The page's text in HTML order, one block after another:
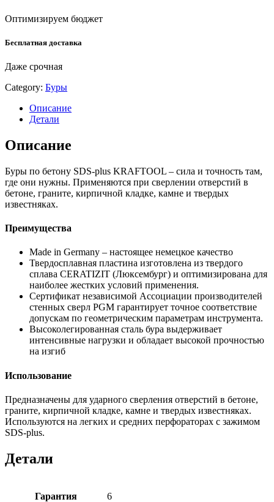
Оптимизируем бюджет
Бесплатная доставка
Даже срочная
Category: Буры
Описание
Детали
Описание
Буры по бетону SDS-plus KRAFTOOL – сила и точность там,
где они нужны. Применяются при сверлении отверстий в
бетоне, граните, кирпичной кладке, камне и твердых
известняках.
Преимущества
Made in Germany – настоящее немецкое качество
Твердосплавная пластина изготовлена из твердого
сплава CERATIZIT (Люксембург) и оптимизирована для
наиболее жестких условий применения.
Сертификат независимой Ассоциации производителей
стенных сверл PGM гарантирует точное соответствие
допускам по геометрическим параметрам инструмента.
Высоколегированная сталь бура выдерживает
интенсивные нагрузки и обладает высокой прочностью
на изгиб
Использование
Предназначены для ударного сверления отверстий в бетоне,
граните, кирпичной кладке, камне и твердых известняках.
Используются на легких и средних перфораторах с зажимом
SDS-plus.
Детали
Гарантия 6